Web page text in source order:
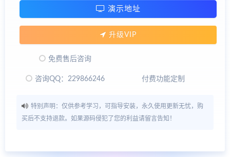
演示地址
升级VIP
免费售后咨询
咨询QQ：229866246 付费功能定制
特别声明：仅供参考学习，可指导安装，永久使用更新无忧，购
买后不支持退款。如果源码侵犯了您的利益请留言告知！